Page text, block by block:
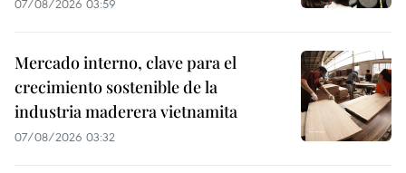
07/08/2026 03:59
Mercado interno, clave para el
crecimiento sostenible de la
industria maderera vietnamita
07/08/2026 03:32